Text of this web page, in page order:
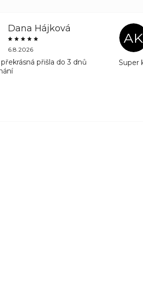
Dana Hájková
6.8.2026
přišla do 3 dnů
AK
Super